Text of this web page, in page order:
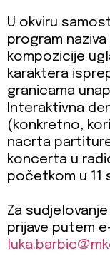
U okviru
program
kompozicije
karaktera
granicama
Interaktivna
(konkretno,
nacrta
koncerta u
početkom u 11
Za
prijave putem